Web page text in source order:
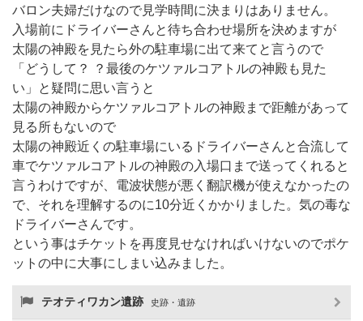
バロン夫婦だけなので見学時間に決まりはありません。
入場前にドライバーさんと待ち合わせ場所を決めますが
太陽の神殿を見たら外の駐車場に出て来てと言うので
「どうして？ ？最後のケツァルコアトルの神殿も見た
い」と疑問に思い言うと
太陽の神殿からケツァルコアトルの神殿まで距離があって
見る所もないので
太陽の神殿近くの駐車場にいるドライバーさんと合流して
車でケツァルコアトルの神殿の入場口まで送ってくれると
言うわけですが、電波状態が悪く翻訳機が使えなかったの
で、それを理解するのに10分近くかかりました。気の毒な
ドライバーさんです。
という事はチケットを再度見せなければいけないのでポケ
ットの中に大事にしまい込みました。
テオティワカン遺跡 史跡・遺跡